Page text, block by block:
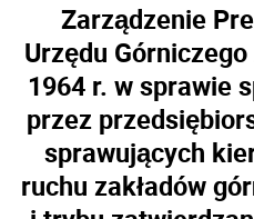
Zarządzenie
Urzędu
1964 r. w sprawie
przez
sprawujących
ruchu zakładów